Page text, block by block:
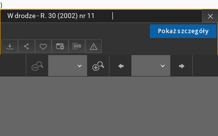
)
Pokaż szczegóły
W drodze - R. 30 (2002) nr 11